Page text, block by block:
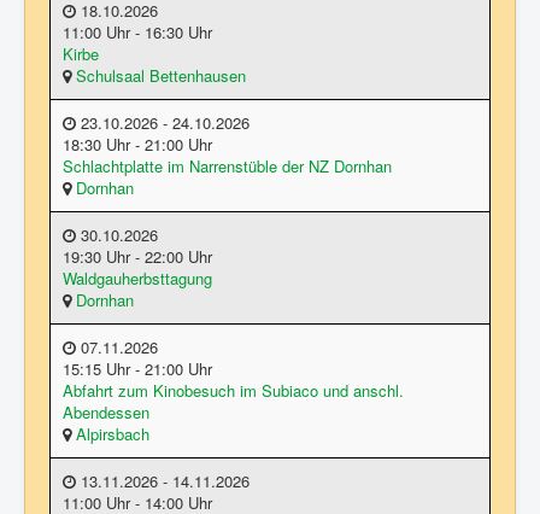
18.10.2026
11:00 Uhr - 16:30 Uhr
Kirbe
Schulsaal Bettenhausen
23.10.2026 - 24.10.2026
18:30 Uhr - 21:00 Uhr
Schlachtplatte im Narrenstüble der NZ Dornhan
Dornhan
30.10.2026
19:30 Uhr - 22:00 Uhr
Waldgauherbsttagung
Dornhan
07.11.2026
15:15 Uhr - 21:00 Uhr
Abfahrt zum Kinobesuch im Subiaco und anschl.
Abendessen
Alpirsbach
13.11.2026 - 14.11.2026
11:00 Uhr - 14:00 Uhr